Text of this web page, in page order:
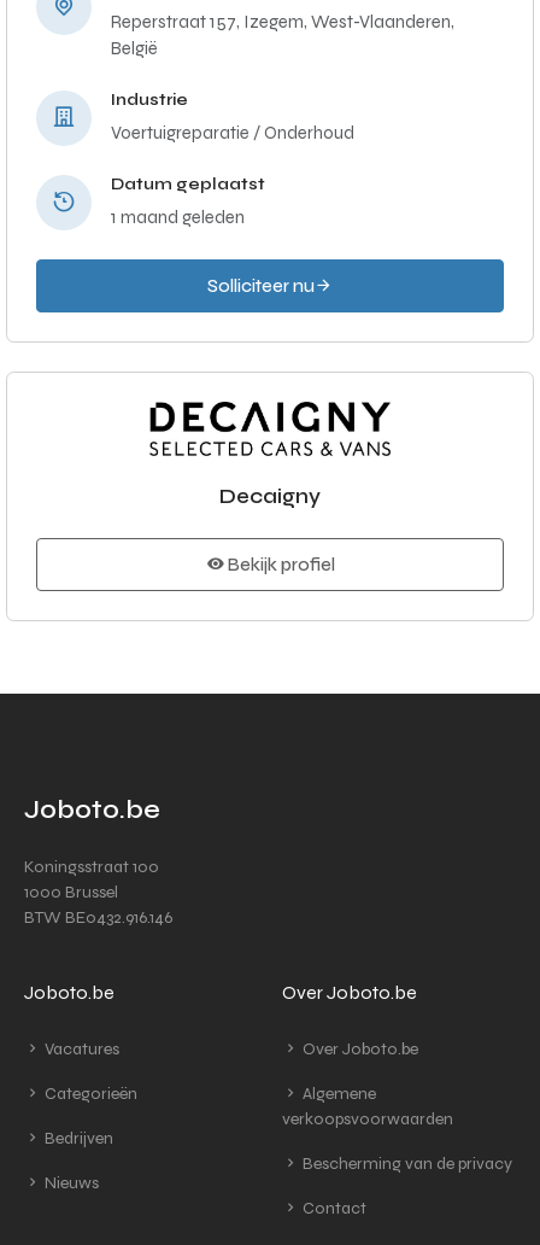
Reperstraat 157, Izegem, West-Vlaanderen,
België
Industrie
Voertuigreparatie / Onderhoud
Datum geplaatst
1 maand geleden
Solliciteer nu
Decaigny
Bekijk profiel
Joboto.be
Koningsstraat 100
1000 Brussel
BTW BE0432.916.146
Joboto.be
Vacatures
Categorieën
Bedrijven
Nieuws
Over Joboto.be
Over Joboto.be
Algemene
verkoopsvoorwaarden
Bescherming van de privacy
Contact